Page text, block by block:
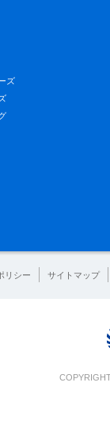
ズ
リシー サイトマップ